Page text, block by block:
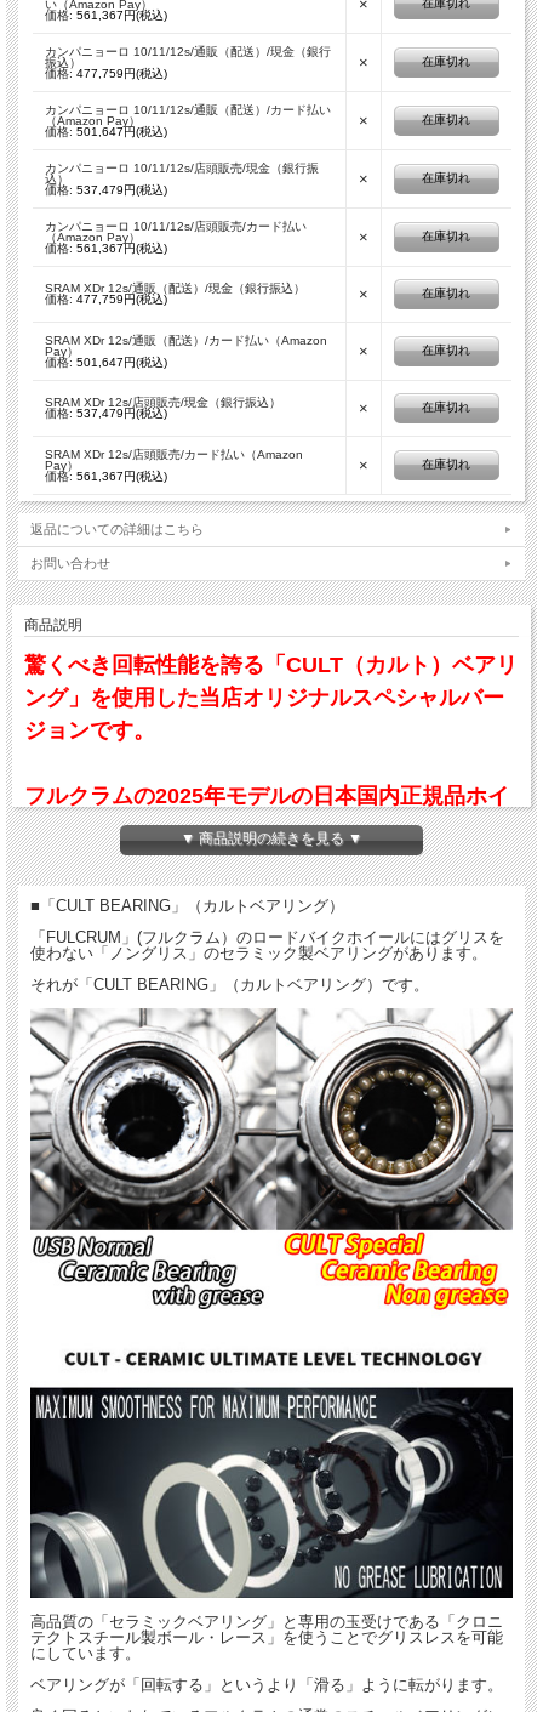
い（Amazon Pay）
価格: 561,367円(税込)
× 在庫切れ
カンパニョーロ 10/11/12s/通販（配送）/現金（銀行
振込）
価格: 477,759円(税込)
× 在庫切れ
カンパニョーロ 10/11/12s/通販（配送）/カード払い
（Amazon Pay）
価格: 501,647円(税込)
× 在庫切れ
カンパニョーロ 10/11/12s/店頭販売/現金（銀行振
込）
価格: 537,479円(税込)
× 在庫切れ
カンパニョーロ 10/11/12s/店頭販売/カード払い
（Amazon Pay）
価格: 561,367円(税込)
× 在庫切れ
SRAM XDr 12s/通販（配送）/現金（銀行振込）
価格: 477,759円(税込) × 在庫切れ
SRAM XDr 12s/通販（配送）/カード払い（Amazon
Pay）
価格: 501,647円(税込)
× 在庫切れ
SRAM XDr 12s/店頭販売/現金（銀行振込）
価格: 537,479円(税込) × 在庫切れ
SRAM XDr 12s/店頭販売/カード払い（Amazon
Pay）
価格: 561,367円(税込)
× 在庫切れ
返品についての詳細はこちら
お問い合わせ
商品説明
驚くべき回転性能を誇る「CULT（カルト）ベアリ
ング」を使用した当店オリジナルスペシャルバー
ジョンです。
フルクラムの2025年モデルの日本国内正規品ホイ
ールが期間限定で定価から最大20％OFF大特価セ
ール！
更に、今なら期間限定で送料無料サービス！（沖
縄・離島は除く）
グリスレス「CULT（カルト）ベアリング」は「SPEED 42 DB TEAM」に標準で付
属する「USBベアリング」よりも6倍円滑に回転し、分速500回転で回した場合、
47分以上も回転を続けます。出力も6倍少なくて済む、すなわち「楽」ということ
になります。
詳しくは下の説明を見てください。
「SPEED57 TEAM」はフルクラムがサポートするチームに供給する限定モデルで
レースやイベント会場でひときわ存在感を際立たせるグラフィックロゴが特徴的で
す。通常モデルの「SPEED57」とリムやハブスペックは同じながらフリーボディ
ーのベアリングを軽量でより滑らかなUSBベアリングへグレードアップさせたホイ
ールです。
新しい「SPEED 57 DB」は4000時間以上の風洞実験や走行テストをかけて開発さ
れました。
28cタイヤに最適になるようリム内幅が19mmから23mmへワイド化、リム頂点部の
アールも大きくなりました。
10％それぞれ小さくなることで空気抵抗が低減。
新設計されたリムはフルクラム独自仕様のFF100ハイモジュールユニディレクショ
タイヤ接触部にはC-LUXテクノロジーが採用され艶やかで滑らかな仕上げがタイヤ
装着を容易にしてくれます。
リム外側にはマットな仕上げのDIMF（ダイレクト・インモールド・マット・フィ
ニッシュ）テクノロジーが採用され、 表面には精密に積層されたカーボン地が見
えます。
またグラフィックレーザーで刻印され、ラベルは超薄メタルで高級感を引きだたせ
ています。
が無く、 リムテープを使用することなくチューブレスやチューブレスレディータ
イヤを装着出来ます。
フリーボディーのラチェット受け部の歯数を36枚に増やす事でパワー伝達効率が向
▼ 商品説明の続きを見る ▼
■「CULT BEARING」（カルトベアリング）
「FULCRUM」(フルクラム）のロードバイクホイールにはグリスを
使わない「ノングリス」のセラミック製ベアリングがあります。
それが「CULT BEARING」（カルトベアリング）です。
高品質の「セラミックベアリング」と専用の玉受けである「クロニ
テクトスチール製ボール・レース」を使うことでグリスレスを可能
にしています。
ベアリングが「回転する」というより「滑る」ように転がります。